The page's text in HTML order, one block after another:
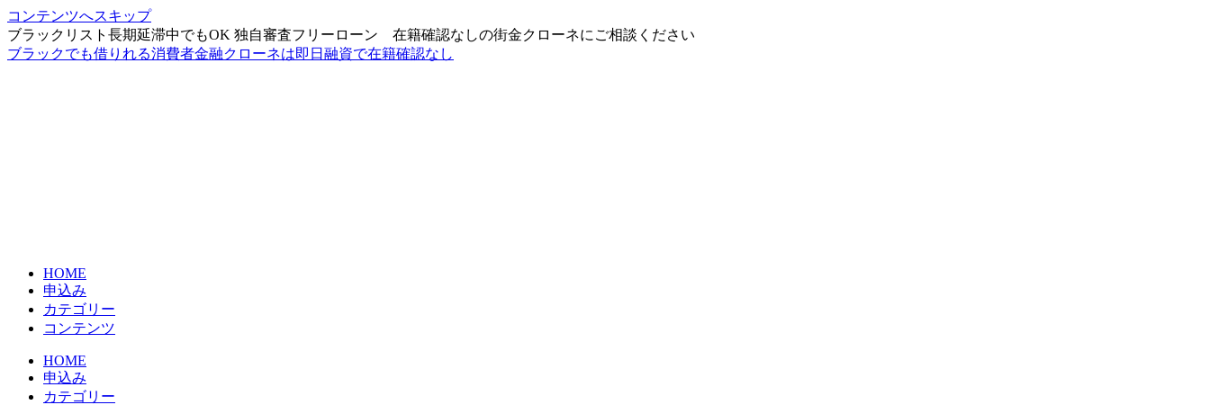
コンテンツへスキップ
ブラックリスト長期延滞中でもOK 独自審査フリーローン 在籍確認なしの街金クローネにご相談ください
ブラックでも借りれる消費者金融クローネは即日融資で在籍確認なし
HOME
申込み
カテゴリー
コンテンツ
HOME
申込み
カテゴリー